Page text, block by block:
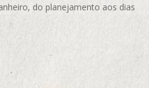
do planejamento aos dias